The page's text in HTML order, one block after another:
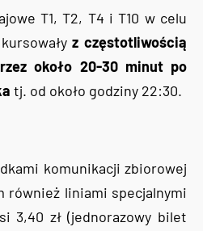
T1, T2, T4 i T10 w celu
z częstotliwością
około 20-30 minut po
tj. od około godziny 22:30.
komunikacji zbiorowej
również liniami specjalnymi
3,40 zł (jednorazowy bilet